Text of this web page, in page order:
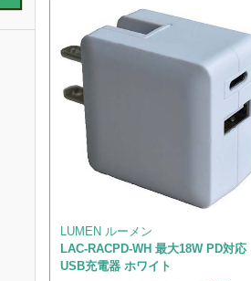
LUMEN ルーメン
LAC-RACPD-WH 最大18W PD対応
USB充電器 ホワイト